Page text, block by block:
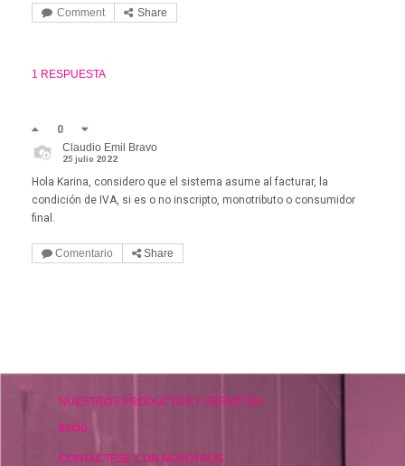
Comment Share
1 RESPUESTA
0
Claudio Emil Bravo
25 julio 2022
Hola Karina, considero que el sistema asume al facturar, la
condición de IVA, si es o no inscripto, monotributo o consumidor
final.
Comentario Share
NUESTROS PRODUCTOS Y SERVICIOS
Inicio
CONTACTESE CON NOSOTROS